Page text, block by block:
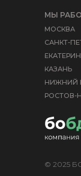
РОСТОВ-
НИЖНИЙ
КАЗАНЬ
САНКТ-
МОСКВА
© 2025
МЫ